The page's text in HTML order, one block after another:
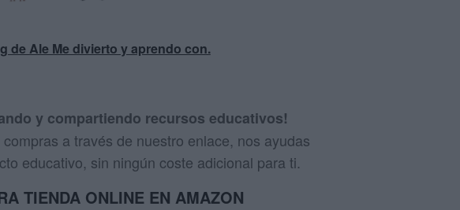
de Ale Me divierto y aprendo con.
y compartiendo recursos educativos!
a través de nuestro enlace, nos ayudas
educativo, sin ningún coste adicional para ti.
TIENDA ONLINE EN AMAZON